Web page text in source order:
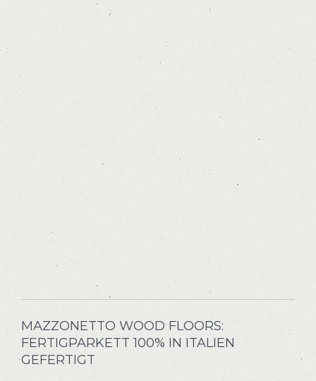
MAZZONETTO WOOD FLOORS:
FERTIGPARKETT 100% IN ITALIEN
GEFERTIGT